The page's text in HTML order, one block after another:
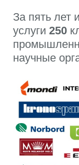
За пять лет
услуги 250
научные